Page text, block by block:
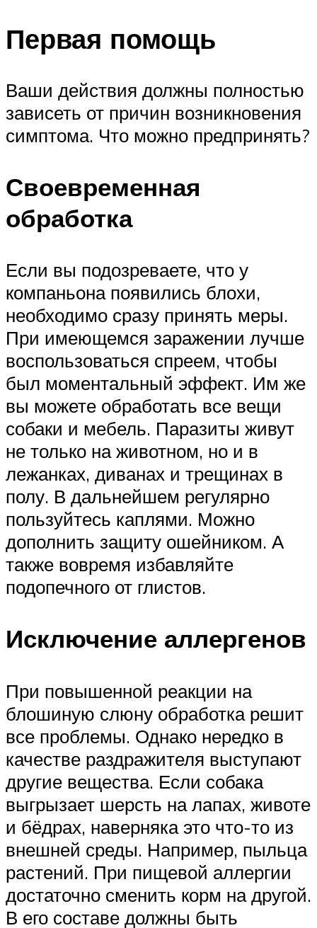
Первая помощь
Ваши действия должны полностью
зависеть от причин возникновения
симптома. Что можно предпринять?
Своевременная
обработка
Если вы подозреваете, что у
компаньона появились блохи,
необходимо сразу принять меры.
При имеющемся заражении лучше
воспользоваться спреем, чтобы
был моментальный эффект. Им же
вы можете обработать все вещи
собаки и мебель. Паразиты живут
не только на животном, но и в
лежанках, диванах и трещинах в
полу. В дальнейшем регулярно
пользуйтесь каплями. Можно
дополнить защиту ошейником. А
также вовремя избавляйте
подопечного от глистов.
Исключение аллергенов
При повышенной реакции на
блошиную слюну обработка решит
все проблемы. Однако нередко в
качестве раздражителя выступают
другие вещества. Если собака
выгрызает шерсть на лапах, животе
и бёдрах, наверняка это что-то из
внешней среды. Например, пыльца
растений. При пищевой аллергии
достаточно сменить корм на другой.
В его составе должны быть